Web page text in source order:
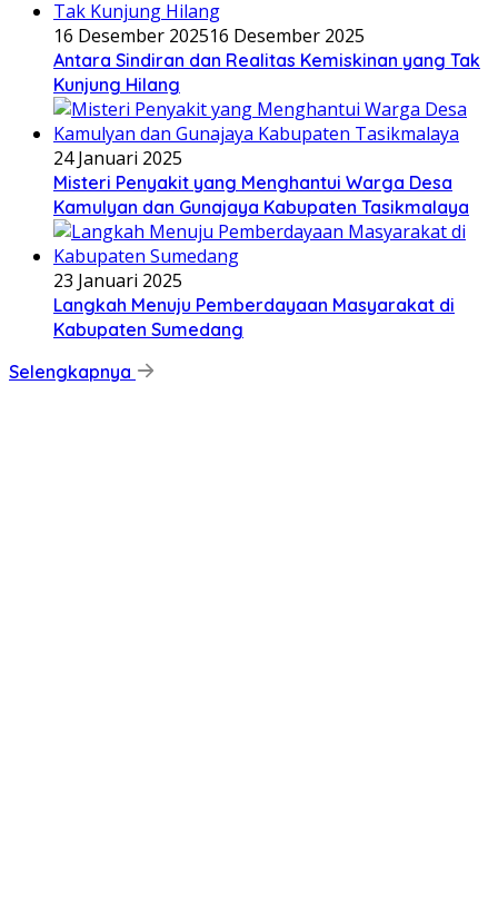
16 Desember 202516 Desember 2025
Antara Sindiran dan Realitas Kemiskinan yang Tak
Kunjung Hilang
24 Januari 2025
Misteri Penyakit yang Menghantui Warga Desa
Kamulyan dan Gunajaya Kabupaten Tasikmalaya
23 Januari 2025
Langkah Menuju Pemberdayaan Masyarakat di
Kabupaten Sumedang
Selengkapnya